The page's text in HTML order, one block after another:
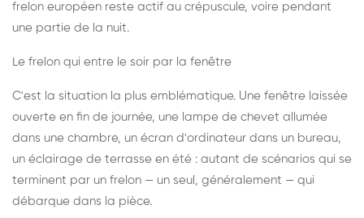
frelon européen reste actif au crépuscule, voire pendant
une partie de la nuit.
Le frelon qui entre le soir par la fenêtre
C'est la situation la plus emblématique. Une fenêtre laissée
ouverte en fin de journée, une lampe de chevet allumée
dans une chambre, un écran d'ordinateur dans un bureau,
un éclairage de terrasse en été : autant de scénarios qui se
terminent par un frelon — un seul, généralement — qui
débarque dans la pièce.